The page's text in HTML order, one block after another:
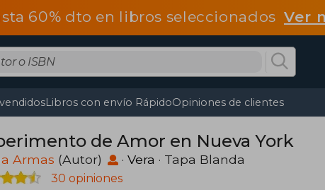
60% dto en libros seleccionadosVer
Libros con envío RápidoOpiniones de clientes
de Amor en Nueva York
Armas (Autor) · Vera · Tapa Blanda
30 opiniones